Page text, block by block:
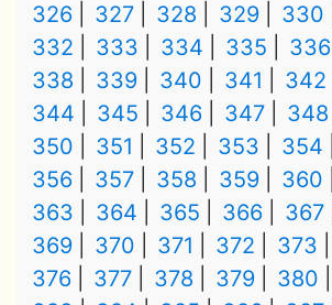
326
327 328 329 330
332
333 334 335 336
338
339 340 341 342
344
345 346 347 348
350
351 352 353 354
356
357 358 359 360
363
364 365 366 367
369
370 371 372 373
376
377 378 379 380